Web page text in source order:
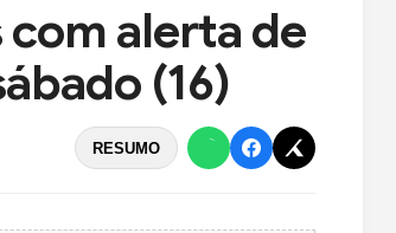
com alerta de
(16)
RESUMO